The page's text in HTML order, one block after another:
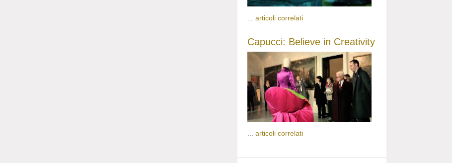
... articoli correlati
Capucci: Believe in Creativity
articoli correlati